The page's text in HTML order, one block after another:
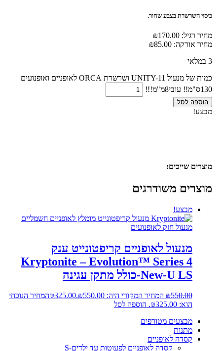
כיסוי השרשרת בצבע שחור.
מחיר רגיל: ₪170.00
מחיר אורקה:
₪85.00
3 במלאי
כמות של מנעול UNITY-11 ושרשרת ORCA לאופניים ואופנועים
130ס"מ!! עובי8מ"מ!!!
הוספה לסל
מבצע!
מוצרים שייכים:
מוצרים משודרגים
מבצע!
מנעול לאופניים קריפטונייט ענק
Kryptonite – Evolution™ Series 4
New-U LS-כולל מתקן עגינה
₪550.00 המחיר המקורי היה: ₪550.00. ₪325.00
המחיר הנוכחי
הוא: ₪325.00.
הוספה לסל
מבצעים מטורפים
מתנות
קסדה לאופניים
קסדה לאופניים לפעוטות עד ילדים-S